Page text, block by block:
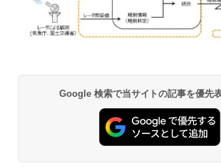
Google 検索で当サイトの記事を優先